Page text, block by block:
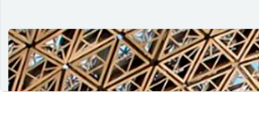
Potencializando a acessibilidade por meio
04/06/2024
Saiba como as comunidades online podem fortalecer o